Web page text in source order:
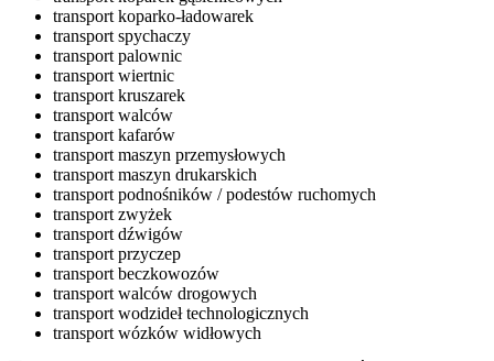
transport koparko-ładowarek
transport spychaczy
transport palownic
transport wiertnic
transport kruszarek
transport walców
transport kafarów
transport maszyn przemysłowych
transport maszyn drukarskich
transport podnośników / podestów ruchomych
transport zwyżek
transport dźwigów
transport przyczep
transport beczkowozów
transport walców drogowych
transport wodzideł technologicznych
transport wózków widłowych